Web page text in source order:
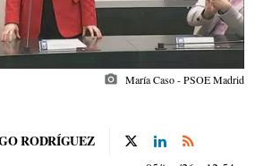
photo_camera María Caso - PSOE Madrid
RODRÍGUEZ